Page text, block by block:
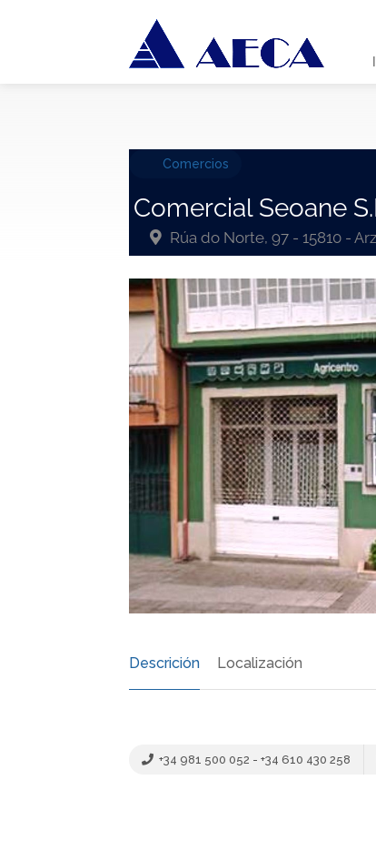
Comercios
Comercial Seoane
Rúa do Norte, 97 - 15810 -
Descrición Localización
+34 981 500 052 - +34 610 430 258